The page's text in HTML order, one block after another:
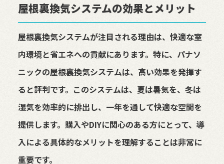
屋根裏換気システムの効果とメリット
屋根裏換気システムが注目される理由は、快適な室
内環境と省エネへの貢献にあります。特に、パナソ
ニックの屋根裏換気システムは、高い効果を発揮す
ると評判です。このシステムは、夏は暑気を、冬は
湿気を効率的に排出し、一年を通して快適な空間を
提供します。購入やDIYに関心のある方にとって、導
入による具体的なメリットを理解することは非常に
重要です。